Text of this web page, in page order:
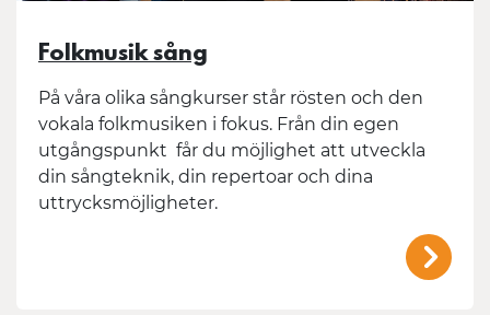
Folkmusik sång
På våra olika sångkurser står rösten och den
vokala folkmusiken i fokus. Från din egen
utgångspunkt får du möjlighet att utveckla
din sångteknik, din repertoar och dina
uttrycksmöjligheter.
/